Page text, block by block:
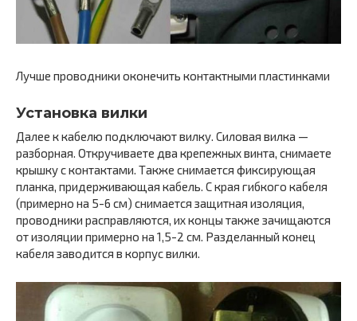
Лучше проводники оконечить контактными пластинками
Установка вилки
Далее к кабелю подключают вилку. Силовая вилка —
разборная. Откручиваете два крепежных винта, снимаете
крышку с контактами. Также снимается фиксирующая
планка, придерживающая кабель. С края гибкого кабеля
(примерно на 5-6 см) снимается защитная изоляция,
проводники расправляются, их концы также зачищаются
от изоляции примерно на 1,5-2 см. Разделанный конец
кабеля заводится в корпус вилки.